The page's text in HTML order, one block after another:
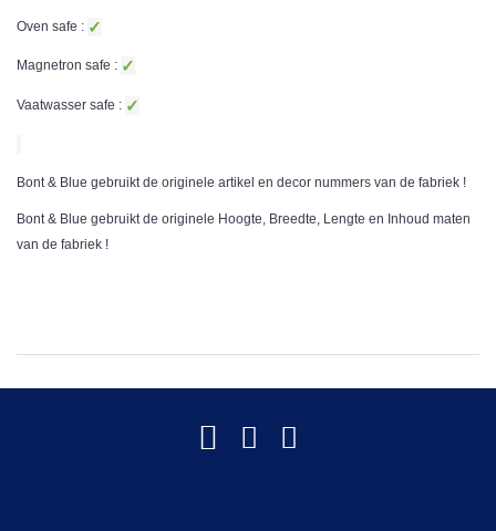
Oven safe : ✓
Magnetron safe : ✓
Vaatwasser safe : ✓
Bont & Blue gebruikt de originele artikel en decor nummers van de fabriek !
Bont & Blue gebruikt de originele Hoogte, Breedte, Lengte en Inhoud maten
van de fabriek !